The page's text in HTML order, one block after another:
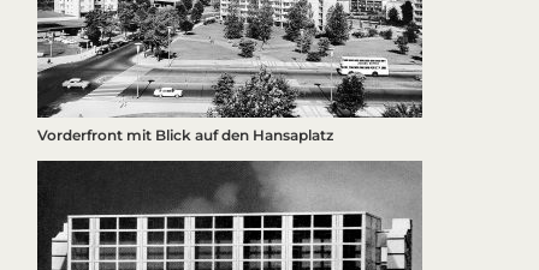
Vorderfront mit Blick auf den Hansaplatz